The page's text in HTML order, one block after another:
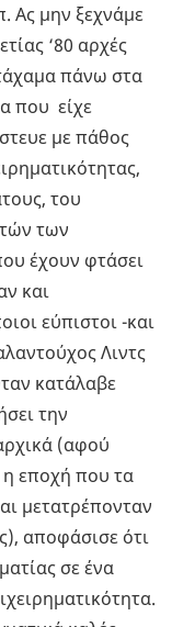
Ας μην ξεχνάμε
‘80 αρχές
πάνω στα
που είχε
με πάθος
του
των
έχουν φτάσει
και
εύπιστοι -και
Λιντς
κατάλαβε
την
(αφού
η εποχή που τα
μετατρέπονταν
αποφάσισε ότι
σε ένα